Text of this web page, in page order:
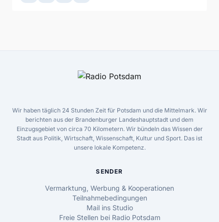
Wir haben täglich 24 Stunden Zeit für Potsdam und die Mittelmark. Wir
berichten aus der Brandenburger Landeshauptstadt und dem
Einzugsgebiet von circa 70 Kilometern. Wir bündeln das Wissen der
Stadt aus Politik, Wirtschaft, Wissenschaft, Kultur und Sport. Das ist
unsere lokale Kompetenz.
SENDER
Vermarktung, Werbung & Kooperationen
Teilnahmebedingungen
Mail ins Studio
Freie Stellen bei Radio Potsdam